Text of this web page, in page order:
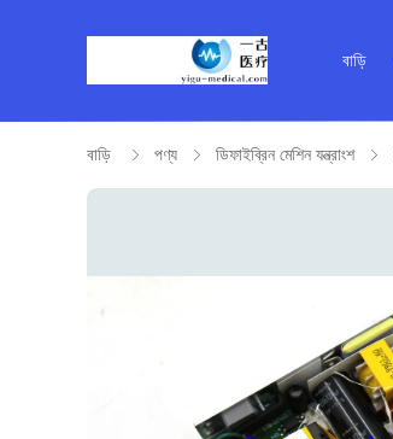
বাড়ি
বাড়ি পণ্য ডিফাইব্রিন মেশিন যন্ত্রাংশ